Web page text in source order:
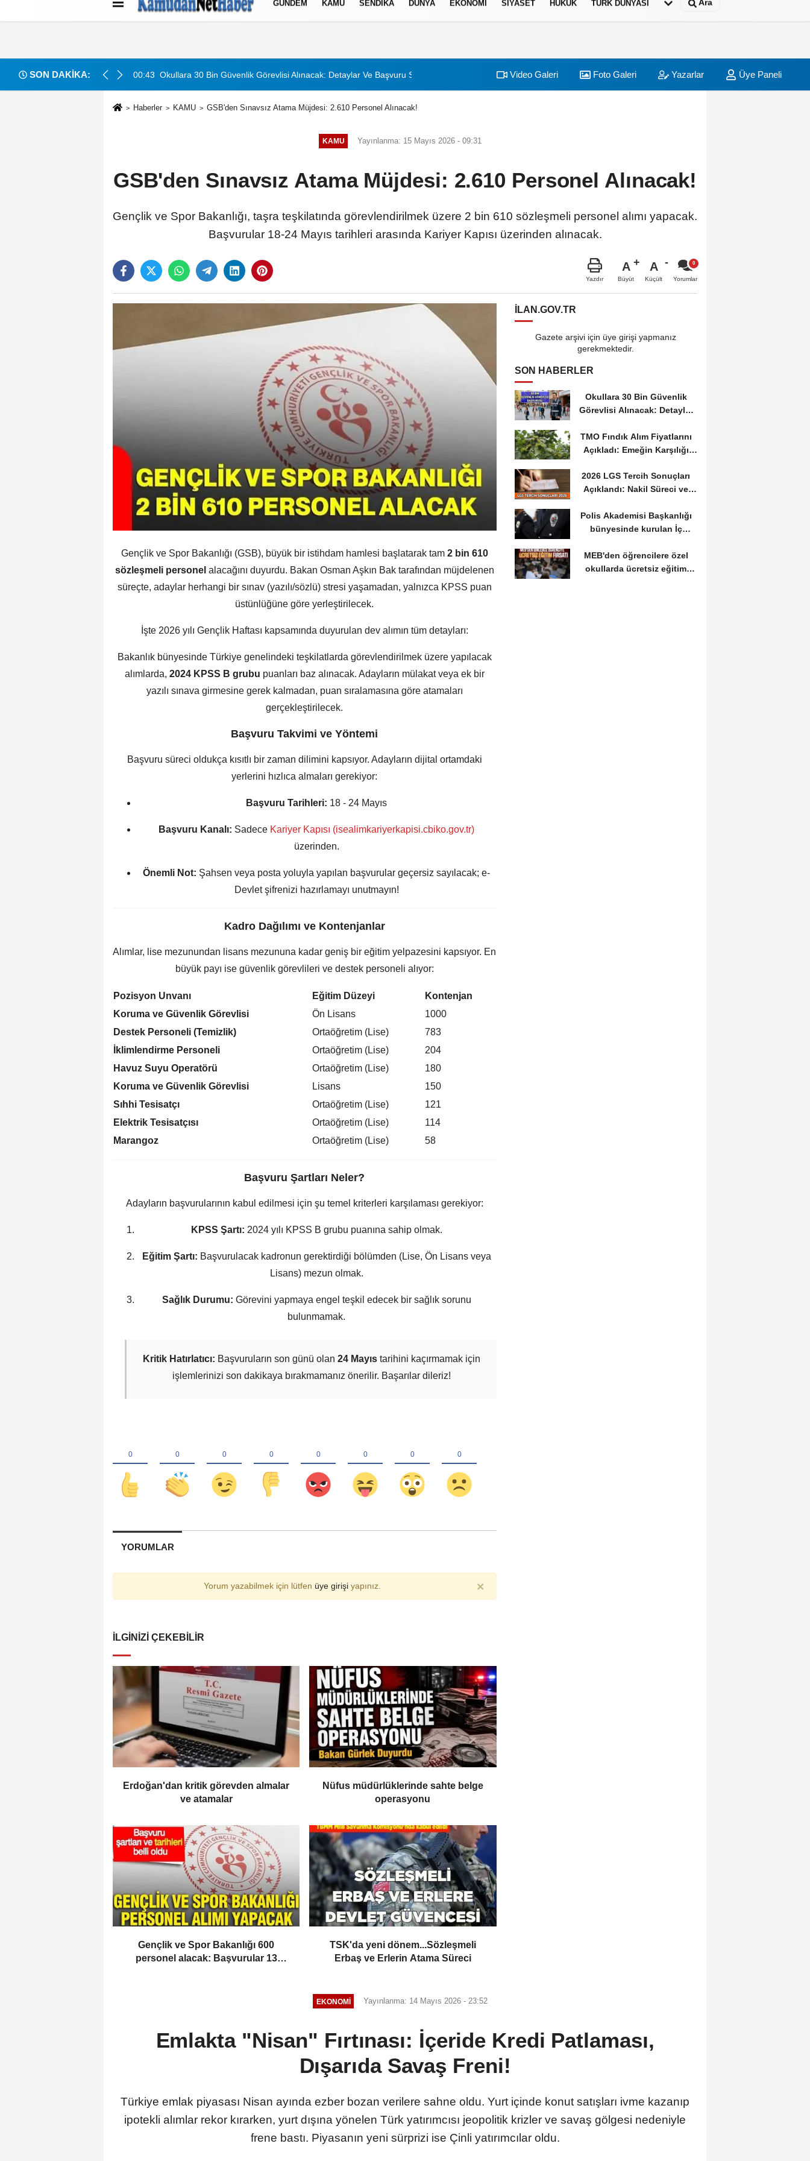
Künye İletişim Çerez Politikası
GÜNDEM KAMU SENDİKA DÜNYA EKONOMİ SİYASET HUKUK TÜRK DÜNYASI Ara
SON DAKİKA:
Detaylar Ve Başvuru Süreci 00:43 Okullara 30 Bin Güvenlik Görevlisi Alınacak: Detaylar Ve Başvuru Süreci Video Galeri Foto Galeri Yazarlar Üye Paneli
Haberler KAMU GSB'den Sınavsız Atama Müjdesi: 2.610 Personel Alınacak!
KAMU Yayınlanma: 15 Mayıs 2026 - 09:31
GSB'den Sınavsız Atama Müjdesi: 2.610 Personel Alınacak!
Gençlik ve Spor Bakanlığı, taşra teşkilatında görevlendirilmek üzere 2 bin 610 sözleşmeli personel alımı yapacak.
Başvurular 18-24 Mayıs tarihleri arasında Kariyer Kapısı üzerinden alınacak.
Yazdır
A
Büyüt
A
Küçült Yorumlar
Gençlik ve Spor Bakanlığı (GSB), büyük bir istihdam hamlesi başlatarak tam 2 bin 610
sözleşmeli personel alacağını duyurdu. Bakan Osman Aşkın Bak tarafından müjdelenen
süreçte, adaylar herhangi bir sınav (yazılı/sözlü) stresi yaşamadan, yalnızca KPSS puan
üstünlüğüne göre yerleştirilecek.
İşte 2026 yılı Gençlik Haftası kapsamında duyurulan dev alımın tüm detayları:
Bakanlık bünyesinde Türkiye genelindeki teşkilatlarda görevlendirilmek üzere yapılacak
alımlarda, 2024 KPSS B grubu puanları baz alınacak. Adayların mülakat veya ek bir
yazılı sınava girmesine gerek kalmadan, puan sıralamasına göre atamaları
gerçekleştirilecek.
Başvuru Takvimi ve Yöntemi
Başvuru süreci oldukça kısıtlı bir zaman dilimini kapsıyor. Adayların dijital ortamdaki
yerlerini hızlıca almaları gerekiyor:
Başvuru Tarihleri: 18 - 24 Mayıs
Başvuru Kanalı: Sadece Kariyer Kapısı (isealimkariyerkapisi.cbiko.gov.tr)
üzerinden.
Önemli Not: Şahsen veya posta yoluyla yapılan başvurular geçersiz sayılacak; e-
Devlet şifrenizi hazırlamayı unutmayın!
Kadro Dağılımı ve Kontenjanlar
Alımlar, lise mezunundan lisans mezununa kadar geniş bir eğitim yelpazesini kapsıyor. En
büyük payı ise güvenlik görevlileri ve destek personeli alıyor:
Pozisyon Unvanı Eğitim Düzeyi
Kontenjan
Koruma ve Güvenlik Görevlisi
Ön Lisans
1000
Destek Personeli (Temizlik)
Ortaöğretim (Lise)
783
İklimlendirme Personeli
Ortaöğretim (Lise)
204
Havuz Suyu Operatörü
Ortaöğretim (Lise)
180
Koruma ve Güvenlik Görevlisi
Lisans
150
Sıhhi Tesisatçı
Ortaöğretim (Lise)
121
Elektrik Tesisatçısı
Ortaöğretim (Lise)
114
Marangoz
Ortaöğretim (Lise) 58
Başvuru Şartları Neler?
Adayların başvurularının kabul edilmesi için şu temel kriterleri karşılaması gerekiyor:
KPSS Şartı: 2024 yılı KPSS B grubu puanına sahip olmak.
Eğitim Şartı: Başvurulacak kadronun gerektirdiği bölümden (Lise, Ön Lisans veya
Lisans) mezun olmak.
Sağlık Durumu: Görevini yapmaya engel teşkil edecek bir sağlık sorunu
bulunmamak.
Kritik Hatırlatıcı: Başvuruların son günü olan 24 Mayıstarihini kaçırmamak için
işlemlerinizi son dakikaya bırakmamanız önerilir. Başarılar dileriz!
YORUMLAR
Yorum yazabilmek için lütfen üye girişiyapınız. ×
İLGINIZI ÇEKEBILIR
Erdoğan'dan kritik görevden almalar
ve atamalar
Nüfus müdürlüklerinde sahte belge
operasyonu
Gençlik ve Spor Bakanlığı 600
personel alacak: Başvurular 13
TSK'da yeni dönem...Sözleşmeli
Erbaş ve Erlerin Atama Süreci
ILAN.GOV.TR
Gazete arşivi için üye girişi yapmanız
gerekmektedir.
SON HABERLER
Okullara 30 Bin Güvenlik
Görevlisi Alınacak: Detaylar
TMO Fındık Alım Fiyatlarını
Açıkladı: Emeğin Karşılığı
2026 LGS Tercih Sonuçları
Açıklandı: Nakil Süreci ve
Polis Akademisi Başkanlığı
bünyesinde kurulan İç
MEB'den öğrencilere özel
okullarda ücretsiz eğitim
EKONOMİ Yayınlanma: 14 Mayıs 2026 - 23:52
Emlakta "Nisan" Fırtınası: İçeride Kredi Patlaması,
Dışarıda Savaş Freni!
Türkiye emlak piyasası Nisan ayında ezber bozan verilere sahne oldu. Yurt içinde konut satışları ivme kazanıp
ipotekli alımlar rekor kırarken, yurt dışına yönelen Türk yatırımcısı jeopolitik krizler ve savaş gölgesi nedeniyle
frene bastı. Piyasanın yeni sürprizi ise Çinli yatırımcılar oldu.